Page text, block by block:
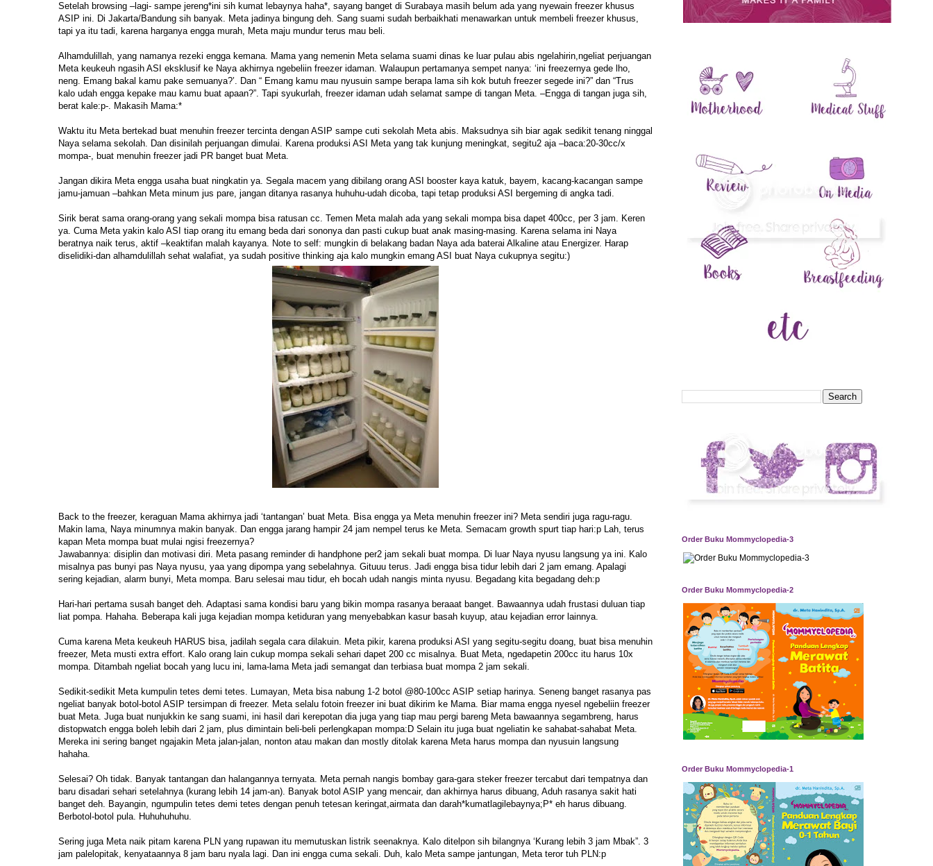
Setelah browsing –lagi- sampe jereng*ini sih kumat lebaynya haha*, sayang banget di Surabaya masih belum ada yang nyewain freezer khusus
ASIP ini. Di Jakarta/Bandung sih banyak. Meta jadinya bingung deh. Sang suami sudah berbaikhati menawarkan untuk membeli freezer khusus,
tapi ya itu tadi, karena harganya engga murah, Meta maju mundur terus mau beli.
Alhamdulillah, yang namanya rezeki engga kemana. Mama yang nemenin Meta selama suami dinas ke luar pulau abis ngelahirin,ngeliat perjuangan
Meta keukeuh ngasih ASI eksklusif ke Naya akhirnya ngebeliin freezer idaman. Walaupun pertamanya sempet nanya: ‘ini freezernya gede lho,
neng. Emang bakal kamu pake semuanya?’. Dan “ Emang kamu mau nyusuin sampe berapa lama sih kok butuh freezer segede ini?” dan “Trus
kalo udah engga kepake mau kamu buat apaan?”. Tapi syukurlah, freezer idaman udah selamat sampe di tangan Meta. –Engga di tangan juga sih,
berat kale:p-. Makasih Mama:*
Waktu itu Meta bertekad buat menuhin freezer tercinta dengan ASIP sampe cuti sekolah Meta abis. Maksudnya sih biar agak sedikit tenang ninggal
Naya selama sekolah. Dan disinilah perjuangan dimulai. Karena produksi ASI Meta yang tak kunjung meningkat, segitu2 aja –baca:20-30cc/x
mompa-, buat menuhin freezer jadi PR banget buat Meta.
Jangan dikira Meta engga usaha buat ningkatin ya. Segala macem yang dibilang orang ASI booster kaya katuk, bayem, kacang-kacangan sampe
jamu-jamuan –bahkan Meta minum jus pare, jangan ditanya rasanya huhuhu-udah dicoba, tapi tetap produksi ASI bergeming di angka tadi.
Sirik berat sama orang-orang yang sekali mompa bisa ratusan cc. Temen Meta malah ada yang sekali mompa bisa dapet 400cc, per 3 jam. Keren
ya. Cuma Meta yakin kalo ASI tiap orang itu emang beda dari sononya dan pasti cukup buat anak masing-masing. Karena selama ini Naya
beratnya naik terus, aktif –keaktifan malah kayanya. Note to self: mungkin di belakang badan Naya ada baterai Alkaline atau Energizer. Harap
diselidiki-dan alhamdulillah sehat walafiat, ya sudah positive thinking aja kalo mungkin emang ASI buat Naya cukupnya segitu:)
Back to the freezer, keraguan Mama akhirnya jadi ‘tantangan’ buat Meta. Bisa engga ya Meta menuhin freezer ini? Meta sendiri juga ragu-ragu.
Makin lama, Naya minumnya makin banyak. Dan engga jarang hampir 24 jam nempel terus ke Meta. Semacam growth spurt tiap hari:p Lah, terus
kapan Meta mompa buat mulai ngisi freezernya?
Jawabannya: disiplin dan motivasi diri. Meta pasang reminder di handphone per2 jam sekali buat mompa. Di luar Naya nyusu langsung ya ini. Kalo
misalnya pas bunyi pas Naya nyusu, yaa yang dipompa yang sebelahnya. Gituuu terus. Jadi engga bisa tidur lebih dari 2 jam emang. Apalagi
sering kejadian, alarm bunyi, Meta mompa. Baru selesai mau tidur, eh bocah udah nangis minta nyusu. Begadang kita begadang deh:p
Hari-hari pertama susah banget deh. Adaptasi sama kondisi baru yang bikin mompa rasanya beraaat banget. Bawaannya udah frustasi duluan tiap
liat pompa. Hahaha. Beberapa kali juga kejadian mompa ketiduran yang menyebabkan kasur basah kuyup, atau kejadian error lainnya.
Cuma karena Meta keukeuh HARUS bisa, jadilah segala cara dilakuin. Meta pikir, karena produksi ASI yang segitu-segitu doang, buat bisa menuhin
freezer, Meta musti extra effort. Kalo orang lain cukup mompa sekali sehari dapet 200 cc misalnya. Buat Meta, ngedapetin 200cc itu harus 10x
mompa. Ditambah ngeliat bocah yang lucu ini, lama-lama Meta jadi semangat dan terbiasa buat mompa 2 jam sekali.
Sedikit-sedikit Meta kumpulin tetes demi tetes. Lumayan, Meta bisa nabung 1-2 botol @80-100cc ASIP setiap harinya. Seneng banget rasanya pas
ngeliat banyak botol-botol ASIP tersimpan di freezer. Meta selalu fotoin freezer ini buat dikirim ke Mama. Biar mama engga nyesel ngebeliin freezer
buat Meta. Juga buat nunjukkin ke sang suami, ini hasil dari kerepotan dia juga yang tiap mau pergi bareng Meta bawaannya segambreng, harus
distopwatch engga boleh lebih dari 2 jam, plus dimintain beli-beli perlengkapan mompa:D Selain itu juga buat ngeliatin ke sahabat-sahabat Meta.
Mereka ini sering banget ngajakin Meta jalan-jalan, nonton atau makan dan mostly ditolak karena Meta harus mompa dan nyusuin langsung
hahaha.
Selesai? Oh tidak. Banyak tantangan dan halangannya ternyata. Meta pernah nangis bombay gara-gara steker freezer tercabut dari tempatnya dan
baru disadari sehari setelahnya (kurang lebih 14 jam-an). Banyak botol ASIP yang mencair, dan akhirnya harus dibuang, Aduh rasanya sakit hati
banget deh. Bayangin, ngumpulin tetes demi tetes dengan penuh tetesan keringat,airmata dan darah*kumatlagilebaynya;P* eh harus dibuang.
Berbotol-botol pula. Huhuhuhuhu.
Sering juga Meta naik pitam karena PLN yang rupawan itu memutuskan listrik seenaknya. Kalo ditelpon sih bilangnya ‘Kurang lebih 3 jam Mbak”. 3
jam palelopitak, kenyataannya 8 jam baru nyala lagi. Dan ini engga cuma sekali. Duh, kalo Meta sampe jantungan, Meta teror tuh PLN:p
Order Buku Mommyclopedia-3
Order Buku Mommyclopedia-2
Order Buku Mommyclopedia-1